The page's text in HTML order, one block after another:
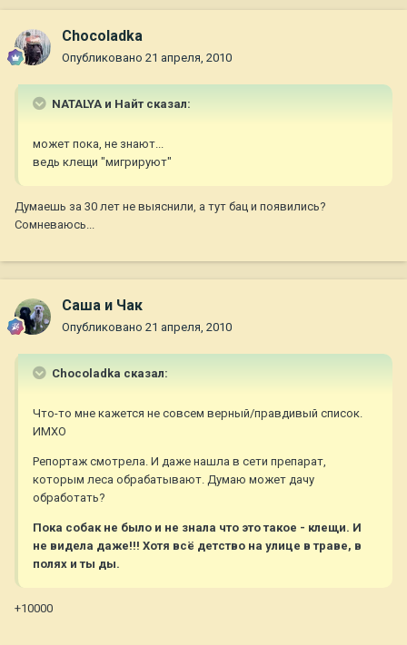
Chocoladka
Опубликовано 21 апреля, 2010
NATALYA и Найт сказал:
может пока, не знают...
ведь клещи "мигрируют"
Думаешь за 30 лет не выяснили, а тут бац и появились?
Сомневаюсь...
Саша и Чак
Опубликовано 21 апреля, 2010
Chocoladka сказал:
Что-то мне кажется не совсем верный/правдивый список.
ИМХО
Репортаж смотрела. И даже нашла в сети препарат,
которым леса обрабатывают. Думаю может дачу
обработать?
Пока собак не было и не знала что это такое - клещи. И
не видела даже!!! Хотя всё детство на улице в траве, в
полях и ты ды.
+10000